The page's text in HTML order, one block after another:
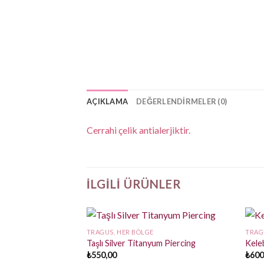
AÇIKLAMA DEĞERLENDIRMELER (0)
Cerrahi çelik antialerjiktir.
İLGILI ÜRÜNLER
TRAGUS, HER BÖLGE
Taşlı Silver Titanyum Piercing
₺550,00
₺